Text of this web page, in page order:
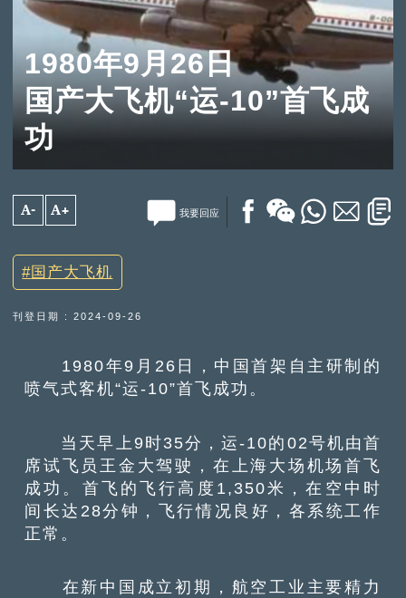
1980年9月26日
国产大飞机“运-10”首飞成
功
A- A+ 我要回应
国产大飞机
刊登日期 : 2024-09-26
1980年9月26日，中国首架自主研制的
喷气式客机“运-10”首飞成功。
当天早上9时35分，运-10的02号机由首
席试飞员王金大驾驶，在上海大场机场首飞
成功。首飞的飞行高度1,350米，在空中时
间长达28分钟，飞行情况良好，各系统工作
正常。
在新中国成立初期，航空工业主要精力